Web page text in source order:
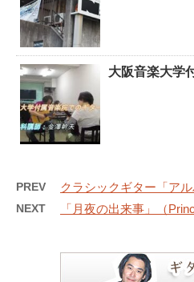
大阪音楽大学
PREV クラシックギター「アル
NEXT 「月夜の出来事」（